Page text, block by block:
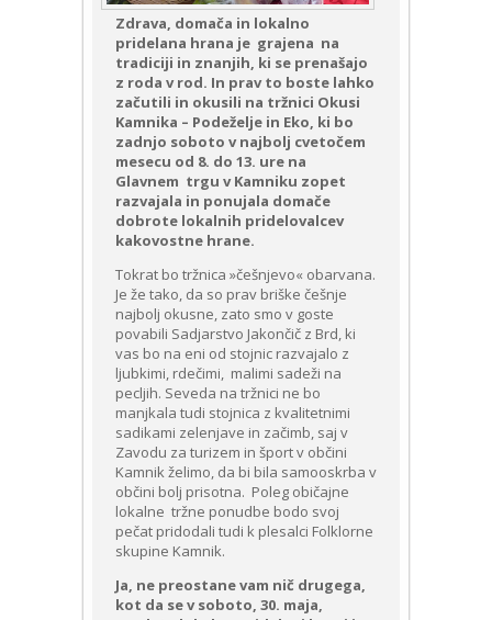
Zdrava, domača in lokalno
pridelana hrana je grajena na
tradiciji in znanjih, ki se prenašajo
z roda v rod. In prav to boste lahko
začutili in okusili na tržnici Okusi
Kamnika – Podeželje in Eko, ki bo
zadnjo soboto v najbolj cvetočem
mesecu od 8. do 13. ure na
Glavnem trgu v Kamniku zopet
razvajala in ponujala domače
dobrote lokalnih pridelovalcev
kakovostne hrane.
Tokrat bo tržnica »češnjevo« obarvana.
Je že tako, da so prav briške češnje
najbolj okusne, zato smo v goste
povabili Sadjarstvo Jakončič z Brd, ki
vas bo na eni od stojnic razvajalo z
ljubkimi, rdečimi, malimi sadeži na
pecljih. Seveda na tržnici ne bo
manjkala tudi stojnica z kvalitetnimi
sadikami zelenjave in začimb, saj v
Zavodu za turizem in šport v občini
Kamnik želimo, da bi bila samooskrba v
občini bolj prisotna. Poleg običajne
lokalne tržne ponudbe bodo svoj
pečat pridodali tudi k plesalci Folklorne
skupine Kamnik.
Ja, ne preostane vam nič drugega,
kot da se v soboto, 30. maja,